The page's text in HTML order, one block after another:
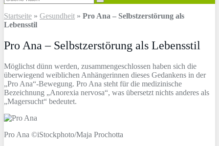
Startseite » Gesundheit » Pro Ana – Selbstzerstörung als
Lebensstil
Pro Ana – Selbstzerstörung als Lebensstil
Möglichst dünn werden, zusammengeschlossen haben sich die
überwiegend weiblichen Anhängerinnen dieses Gedankens in der
„Pro Ana“-Bewegung. Pro Ana steht für die medizinische
Bezeichnung „Anorexia nervosa“, was übersetzt nichts anderes als
„Magersucht“ bedeutet.
Pro Ana ©iStockphoto/Maja Prochotta